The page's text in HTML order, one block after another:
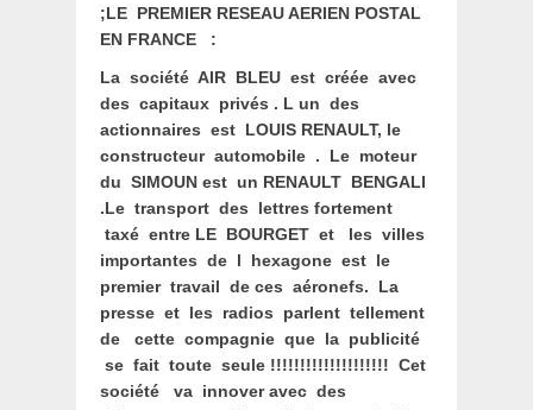
;LE PREMIER RESEAU AERIEN POSTAL
EN FRANCE :
La société AIR BLEU est créée avec
des capitaux privés . L un des
actionnaires est LOUIS RENAULT, le
constructeur automobile . Le moteur
du SIMOUN est un RENAULT BENGALI
.Le transport des lettres fortement
taxé entre LE BOURGET et les villes
importantes de l hexagone est le
premier travail de ces aéronefs. La
presse et les radios parlent tellement
de cette compagnie que la publicité
se fait toute seule !!!!!!!!!!!!!!!!!!!! Cet
société va innover avec des